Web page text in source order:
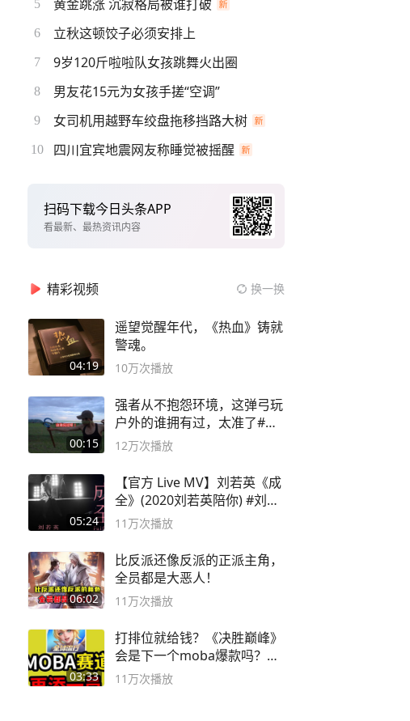
5 黄金跳涨 沉寂格局被谁打破
6 立秋这顿饺子必须安排上
7 9岁120斤啦啦队女孩跳舞火出圈
8 男友花15元为女孩手搓“空调”
9 女司机用越野车绞盘拖移挡路大树
10 四川宜宾地震网友称睡觉被摇醒
扫码下载今日头条APP
看最新、最热资讯内容
精彩视频 换一换
04:19
遥望觉醒年代，《热血》铸就
警魂。
10万次播放
00:15
强者从不抱怨环境，这弹弓玩
户外的谁拥有过，太准了#弹
弓#户外
12万次播放
05:24
【官方 Live MV】刘若英《成
全》(2020刘若英陪你) #刘若
英 #成全
11万次播放
06:02
比反派还像反派的正派主角，
全员都是大恶人！
11万次播放
03:33
打排位就给钱？《决胜巅峰》
会是下一个moba爆款吗？#
决胜巅峰
11万次播放